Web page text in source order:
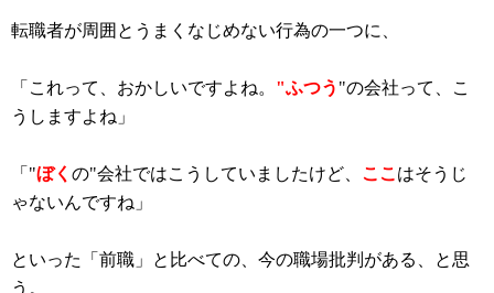
転職者が周囲とうまくなじめない行為の一つに、
「これって、おかしいですよね。 "ふつう "の会社って、こ
うしますよね」
「"ぼく の"会社ではこうしていましたけど、 ここ はそうじ
ゃないんですね」
といった「前職」と比べての、今の職場批判がある、と思
う。